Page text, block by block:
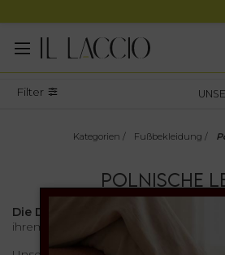
Filter
Kategorien / Fußbekleidung /
POLNISCHE
Die Damen-Knöchelstiefel
von Il
ihrem